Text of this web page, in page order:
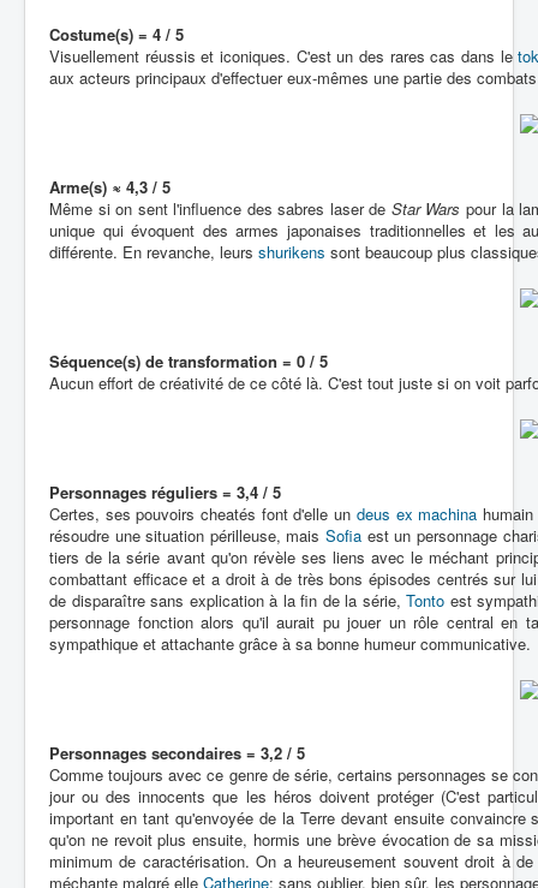
Costume(s) = 4 / 5
Visuellement réussis et iconiques. C'est un des rares cas dans le
aux acteurs principaux d'effectuer eux-mêmes une partie des
Arme(s) ≈ 4,3 / 5
Même si on sent l'influence des sabres laser de Star Wars pour la
unique qui évoquent des armes japonaises traditionnelles et les
différente. En revanche, leurs shurikens sont beaucoup plus
Séquence(s) de transformation = 0 / 5
Aucun effort de créativité de ce côté là. C'est tout juste si on voit
Personnages réguliers = 3,4 / 5
Certes, ses pouvoirs cheatés font d'elle un deus ex machina
résoudre une situation périlleuse, maisSofia est un personnage
tiers de la série avant qu'on révèle ses liens avec le méchant
combattant efficace et a droit à de très bons épisodes centrés sur
de disparaître sans explication à la fin de la série, Tonto est
personnage fonction alors qu'il aurait pu jouer un rôle central en
sympathique et attachante grâce à sa bonne humeur communicative.
Personnages secondaires = 3,2 / 5
Comme toujours avec ce genre de série, certains personnages se
jour ou des innocents que les héros doivent protéger (C'est
important en tant qu'envoyée de la Terre devant ensuite
qu'on ne revoit plus ensuite, hormis une brève évocation de sa
minimum de caractérisation. On a heureusement souvent droit à
méchante malgré elle Catherine; sans oublier, bien sûr, les